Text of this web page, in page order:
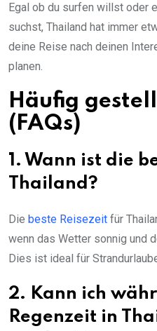
Egal ob du surfen willst oder
suchst, Thailand hat immer
deine Reise nach deinen
planen.
Häufig
(FAQs)
1. Wann ist die
Thailand?
Die beste Reisezeit für
wenn das Wetter sonnig und
Dies ist ideal für
2. Kann ich
Regenzeit in